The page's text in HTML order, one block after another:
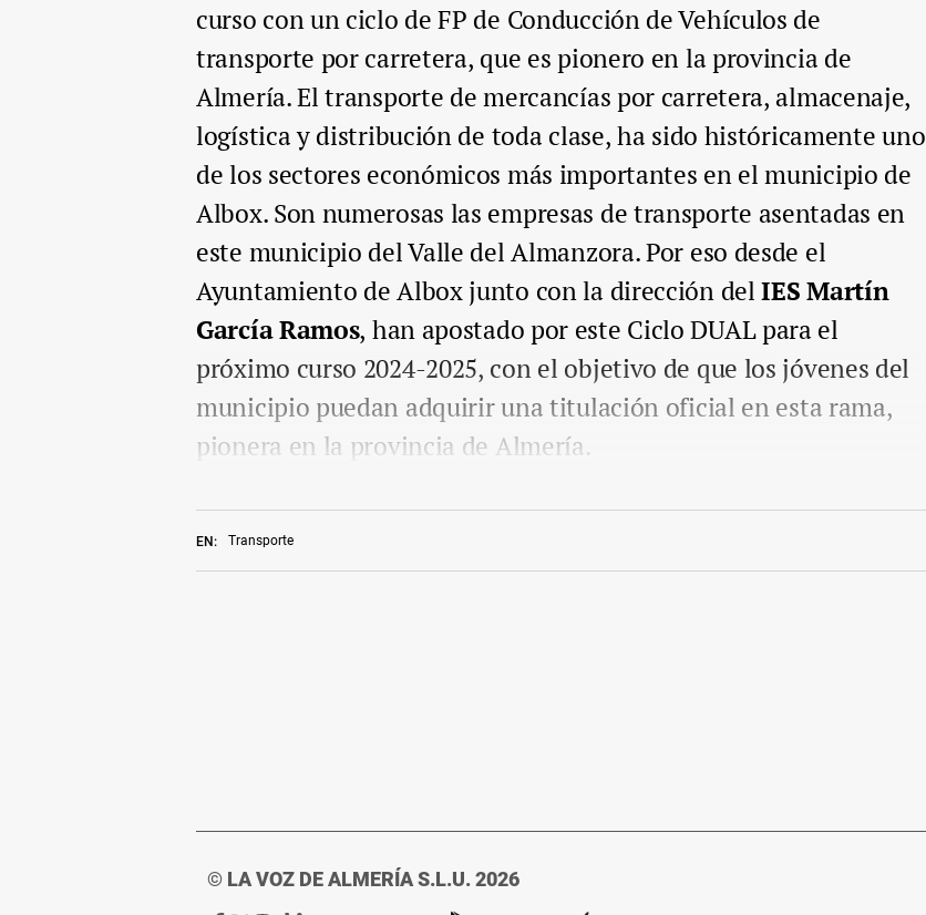
EN: Transporte
curso con un ciclo de FP de Conducción de Vehículos de
transporte por carretera, que es pionero en la provincia de
Almería. El transporte de mercancías por carretera, almacenaje,
logística y distribución de toda clase, ha sido históricamente uno
de los sectores económicos más importantes en el municipio de
Albox. Son numerosas las empresas de transporte asentadas en
este municipio del Valle del Almanzora. Por eso desde el
Ayuntamiento de Albox junto con la dirección delIES Martín
García Ramos, han apostado por este Ciclo DUAL para el
próximo curso 2024-2025, con el objetivo de que los jóvenes del
municipio puedan adquirir una titulación oficial en esta rama,
pionera en la provincia de Almería.
© LA VOZ DE ALMERÍA S.L.U. 2026